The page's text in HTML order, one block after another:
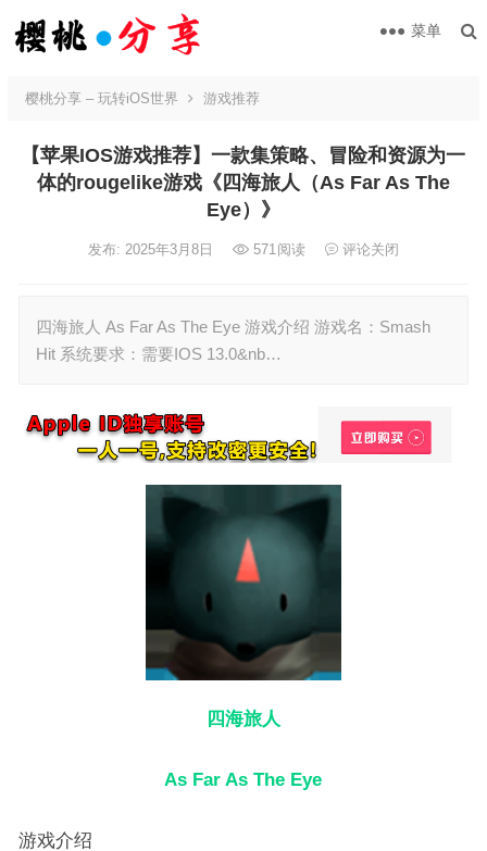
菜单
樱桃分享 – 玩转iOS世界 游戏推荐
【苹果IOS游戏推荐】一款集策略、冒险和资源为一
体的rougelike游戏《四海旅人（As Far As The
Eye）》
发布: 2025年3月8日 571阅读 评论关闭
四海旅人 As Far As The Eye 游戏介绍 游戏名：Smash
Hit 系统要求：需要IOS 13.0&nb…
四海旅人
As Far As The Eye
游戏介绍